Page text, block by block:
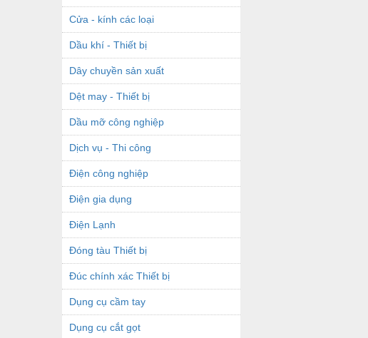
Cửa - kính các loại
Dầu khí - Thiết bị
Dây chuyền sản xuất
Dệt may - Thiết bị
Dầu mỡ công nghiệp
Dịch vụ - Thi công
Điện công nghiệp
Điện gia dụng
Điện Lạnh
Đóng tàu Thiết bị
Đúc chính xác Thiết bị
Dụng cụ cầm tay
Dụng cụ cắt gọt